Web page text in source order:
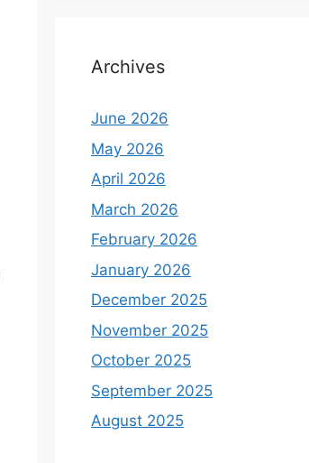
Archives
June 2026
May 2026
April 2026
March 2026
February 2026
January 2026
December 2025
November 2025
October 2025
September 2025
August 2025